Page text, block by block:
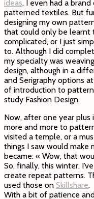
ideas. I even had a
patterned textiles. But
designing my own
that could only be learnt
complicated, or I just
to. Although I did
my specialty was
design, although in a
and Serigraphy options
of introduction to
study Fashion Design.
Now, after one year plus
more and more to
visited a temple, or a
things I saw would
became: « Wow, that
So, finally, this winter,
create repeat patterns.
used those on Skillshare.
With a bit of patience